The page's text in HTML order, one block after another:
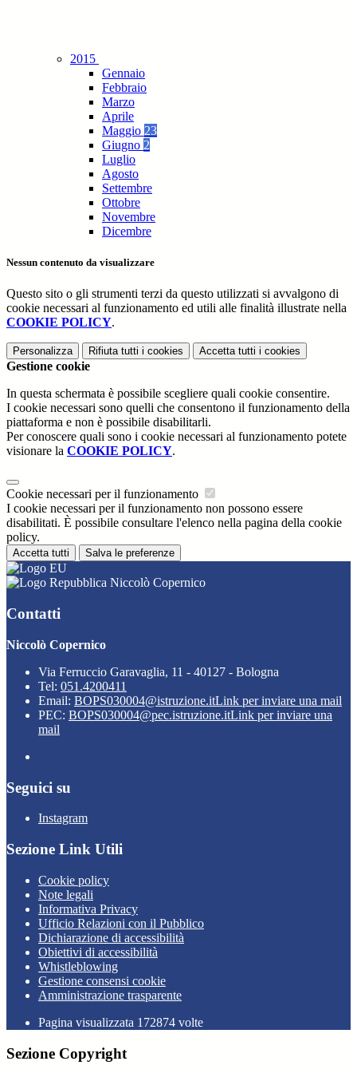
2015
Gennaio
Febbraio
Marzo
Aprile
Maggio 23
Giugno 2
Luglio
Agosto
Settembre
Ottobre
Novembre
Dicembre
Nessun contenuto da visualizzare
Questo sito o gli strumenti terzi da questo utilizzati si avvalgono di
cookie necessari al funzionamento ed utili alle finalità illustrate nella
COOKIE POLICY.
Personalizza Rifiuta tutti i cookies Accetta tutti i cookies
Gestione cookie
In questa schermata è possibile scegliere quali cookie consentire.
I cookie necessari sono quelli che consentono il funzionamento della
piattaforma e non è possibile disabilitarli.
Per conoscere quali sono i cookie necessari al funzionamento potete
visionare la COOKIE POLICY.
Cookie necessari per il funzionamento
I cookie necessari per il funzionamento non possono essere
disabilitati. È possibile consultare l'elenco nella pagina della cookie
policy.
Accetta tutti Salva le preferenze
Niccolò Copernico
Contatti
Niccolò Copernico
Via Ferruccio Garavaglia, 11 - 40127 - Bologna
Tel: 051.4200411
Email: BOPS030004@istruzione.itLink per inviare una mail
PEC: BOPS030004@pec.istruzione.itLink per inviare una
mail
Seguici su
Instagram
Sezione Link Utili
Cookie policy
Note legali
Informativa Privacy
Ufficio Relazioni con il Pubblico
Dichiarazione di accessibilità
Obiettivi di accessibilità
Whistleblowing
Gestione consensi cookie
Amministrazione trasparente
Pagina visualizzata 172874 volte
Sezione Copyright